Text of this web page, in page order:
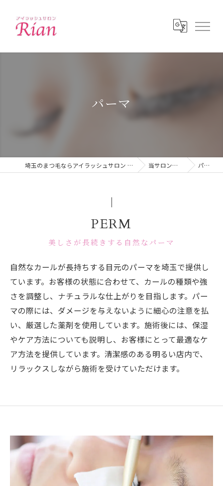
パーマ
埼玉のまつ毛ならアイラッシュサロン Lucia 志木 当サロンの特徴 パーマ
美しさが長続きする自然なパーマ
PERM
自然なカールが長持ちする目元のパーマを埼玉で提供し
ています。お客様の状態に合わせて、カールの種類や強
さを調整し、ナチュラルな仕上がりを目指します。パー
マの際には、ダメージを与えないように細心の注意を払
い、厳選した薬剤を使用しています。施術後には、保湿
やケア方法についても説明し、お客様にとって最適なケ
ア方法を提供しています。清潔感のある明るい店内で、
リラックスしながら施術を受けていただけます。